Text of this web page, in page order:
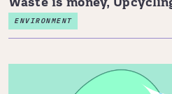
Waste is money,
ENVIRONMENT